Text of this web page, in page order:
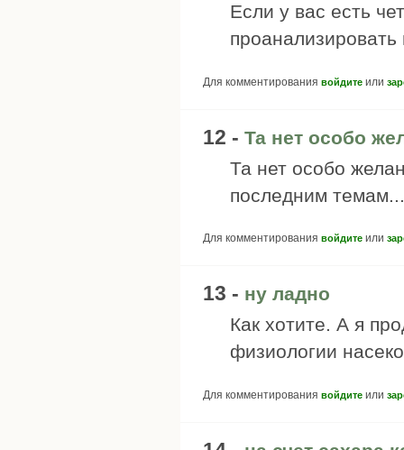
Если у вас есть
проанализировать
Для комментирования войдите или
12 - Та нет особо
Та нет особо
последним
Для комментирования войдите или
13 - ну ладно
Как хотите. А я
физиологии
Для комментирования войдите или